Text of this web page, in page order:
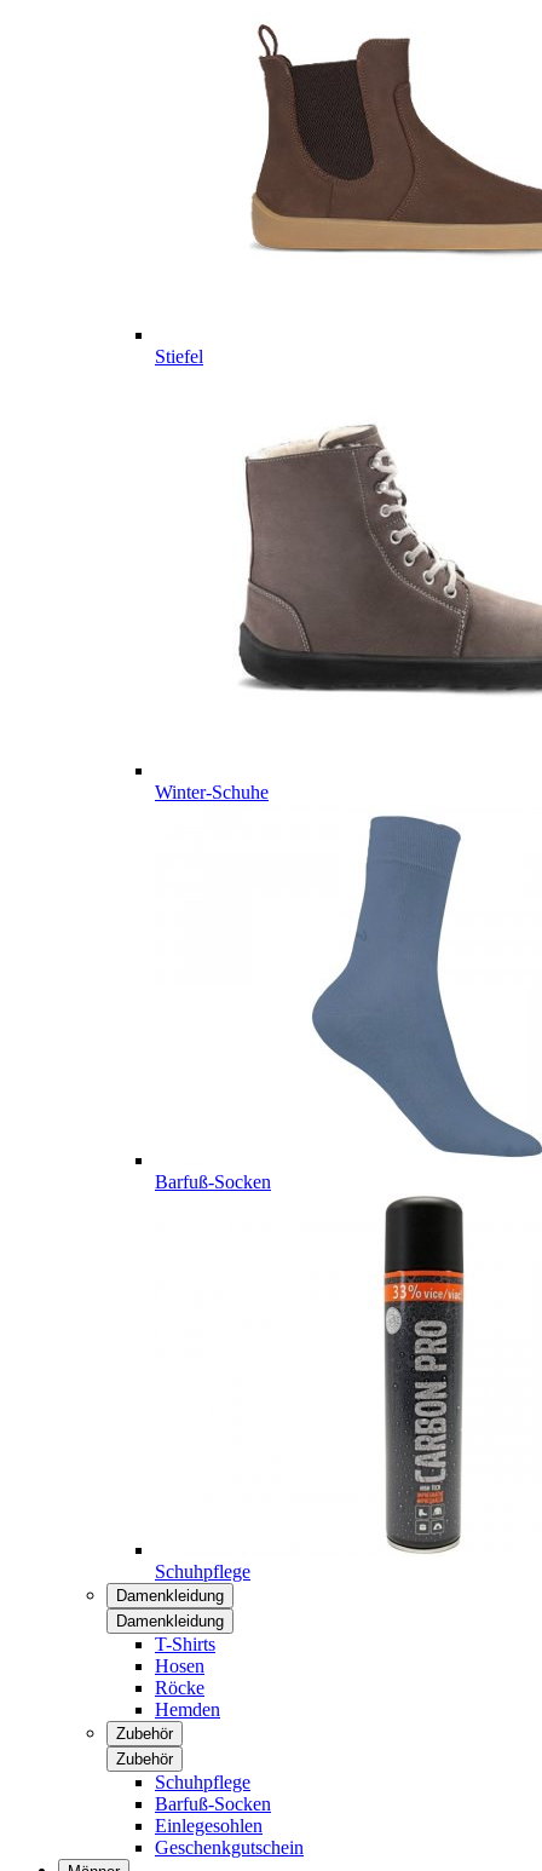
Stiefel
Winter-Schuhe
Barfuß-Socken
Schuhpflege
Damenkleidung
Damenkleidung
T-Shirts
Hosen
Röcke
Hemden
Zubehör
Zubehör
Schuhpflege
Barfuß-Socken
Einlegesohlen
Geschenkgutschein